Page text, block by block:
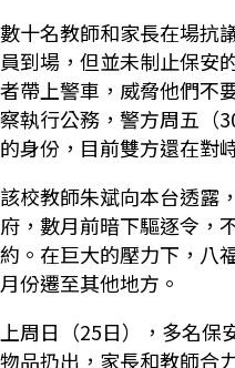
數十名教師和家長在場抗
員到場，但並未制止保安
者帶上警車，威脅他們不
察執行公務，警方周五（
的身份，目前雙方還在對
該校教師朱斌向本台透露
府，數月前暗下驅逐令，
約。在巨大的壓力下，八
月份遷至其他地方。
上周日（25日），多名保
物品扔出，家長和教師合